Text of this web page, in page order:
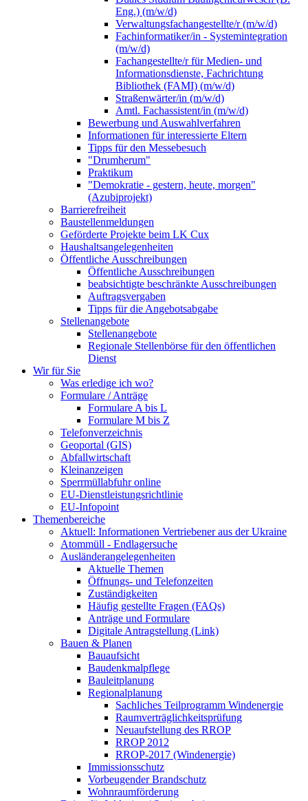
Eng.) (m/w/d)
Verwaltungsfachangestellte/r (m/w/d)
Fachinformatiker/in - Systemintegration
(m/w/d)
Fachangestellte/r für Medien- und
Informationsdienste, Fachrichtung
Bibliothek (FAMI) (m/w/d)
Straßenwärter/in (m/w/d)
Amtl. Fachassistent/in (m/w/d)
Bewerbung und Auswahlverfahren
Informationen für interessierte Eltern
Tipps für den Messebesuch
"Drumherum"
Praktikum
"Demokratie - gestern, heute, morgen"
(Azubiprojekt)
Barrierefreiheit
Baustellenmeldungen
Geförderte Projekte beim LK Cux
Haushaltsangelegenheiten
Öffentliche Ausschreibungen
Öffentliche Ausschreibungen
beabsichtigte beschränkte Ausschreibungen
Auftragsvergaben
Tipps für die Angebotsabgabe
Stellenangebote
Stellenangebote
Regionale Stellenbörse für den öffentlichen
Dienst
Wir für Sie
Was erledige ich wo?
Formulare / Anträge
Formulare A bis L
Formulare M bis Z
Telefonverzeichnis
Geoportal (GIS)
Abfallwirtschaft
Kleinanzeigen
Sperrmüllabfuhr online
EU-Dienstleistungsrichtlinie
EU-Infopoint
Themenbereiche
Aktuell: Informationen Vertriebener aus der Ukraine
Atommüll - Endlagersuche
Ausländerangelegenheiten
Aktuelle Themen
Öffnungs- und Telefonzeiten
Zuständigkeiten
Häufig gestellte Fragen (FAQs)
Anträge und Formulare
Digitale Antragstellung (Link)
Bauen & Planen
Bauaufsicht
Baudenkmalpflege
Bauleitplanung
Regionalplanung
Sachliches Teilprogramm Windenergie
Raumverträglichkeitsprüfung
Neuaufstellung des RROP
RROP 2012
RROP-2017 (Windenergie)
Immissionsschutz
Vorbeugender Brandschutz
Wohnraumförderung